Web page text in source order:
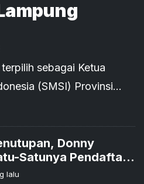
sebagai Ketua
(SMSI) Provinsi
Lampung di Bandar
2022.Donny
Satunya Pendaftar
Ketua SMSI
lalu